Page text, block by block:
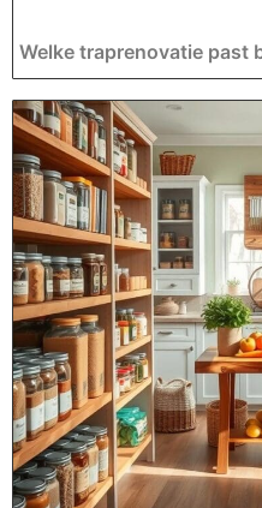
Welke traprenovatie past